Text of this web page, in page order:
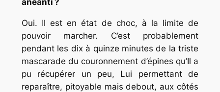
Oui. Il est en état de choc, à la limite de
pouvoir marcher. C’est probablement
pendant les dix à quinze minutes de la triste
mascarade du couronnement d’épines qu’Il a
pu récupérer un peu, Lui permettant de
reparaître, pitoyable mais debout, aux côtés